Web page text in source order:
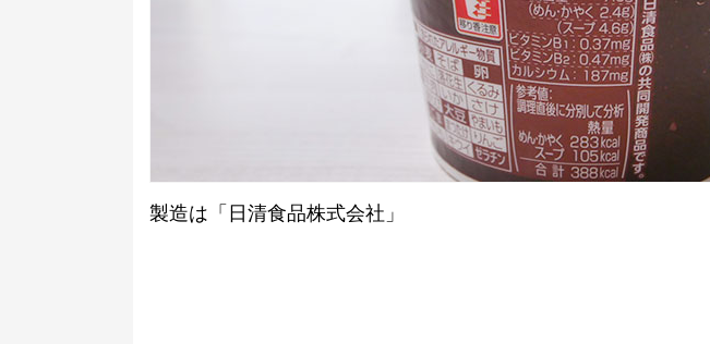
製造は「日清食品株式会社」